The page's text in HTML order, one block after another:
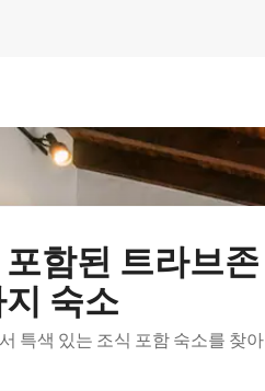
함된 트라브존
숙소
특색 있는 조식 포함 숙소를 찾아